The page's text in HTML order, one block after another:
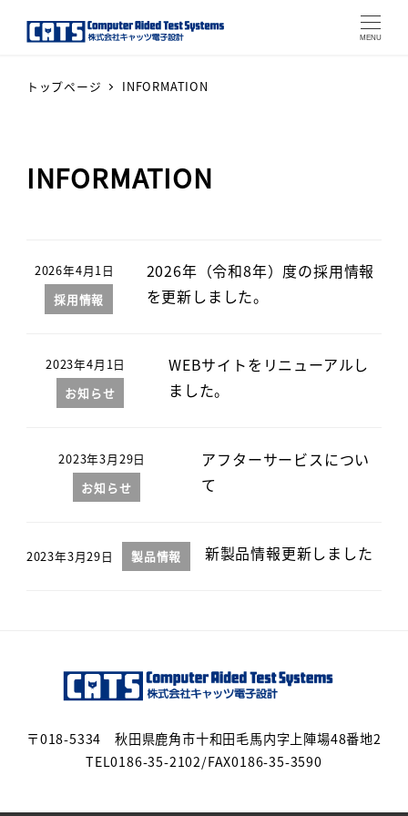
MENU
トップページ INFORMATION
INFORMATION
2026年（令和8年）度の採用情報
を更新しました。
2026年4月1日
採用情報
WEBサイトをリニューアルし
ました。
2023年4月1日
お知らせ
アフターサービスについ
て
2023年3月29日
お知らせ
新製品情報更新しました
2023年3月29日 製品情報
〒018-5334 秋田県鹿角市十和田毛馬内字上陣場48番地2
TEL0186-35-2102/FAX0186-35-3590